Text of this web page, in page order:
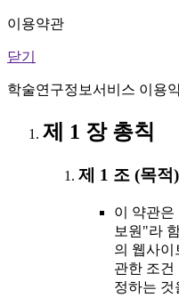
이용약관
닫기
학술연구정보서비스 이용
제 1 장 총칙
제 1 조 (목적)
이 약관은
보원"라
의 웹사이
관한 조건
정하는 것